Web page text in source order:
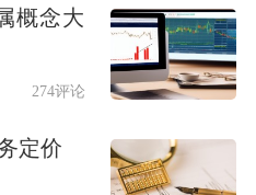
二级精神病专科医
院，此次入股上市
十余年的发展历程
概念大
274评论
定价